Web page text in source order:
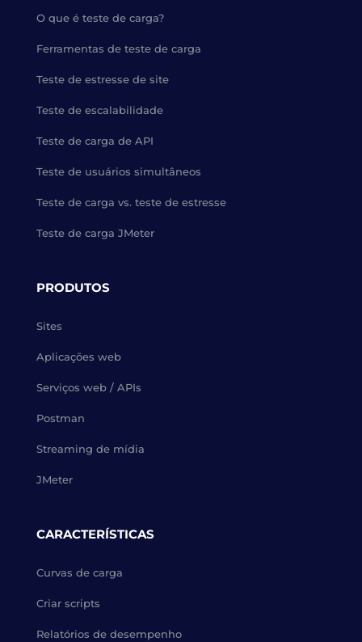
O que é teste de carga?
Ferramentas de teste de carga
Teste de estresse de site
Teste de escalabilidade
Teste de carga de API
Teste de usuários simultâneos
Teste de carga vs. teste de estresse
Teste de carga JMeter
PRODUTOS
Sites
Aplicações web
Serviços web / APIs
Postman
Streaming de mídia
JMeter
CARACTERÍSTICAS
Curvas de carga
Criar scripts
Relatórios de desempenho